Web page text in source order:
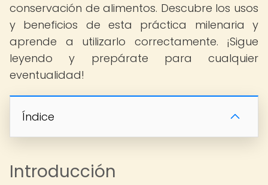
conservación de alimentos. Descubre los usos
y beneficios de esta práctica milenaria y
aprende a utilizarlo correctamente. ¡Sigue
leyendo y prepárate para cualquier
eventualidad!
Índice
Introducción